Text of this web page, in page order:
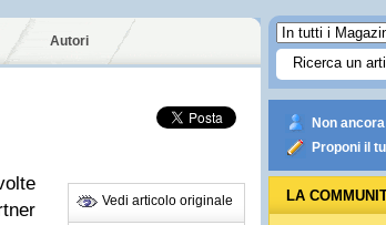
Autori
Vedi articolo originale
Non
Proponi il
LA